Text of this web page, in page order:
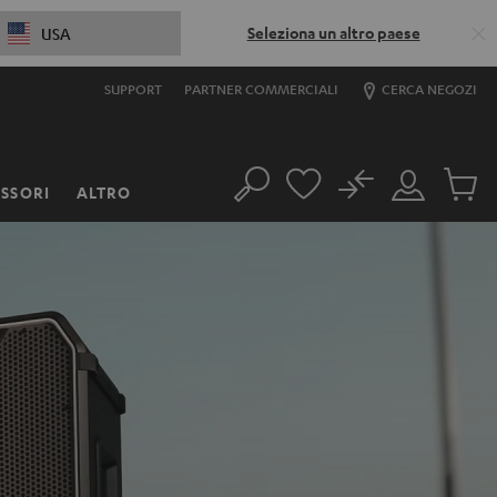
USA Seleziona un altro paese
SUPPORT PARTNER COMMERCIALI CERCA NEGOZI
ALTRO Cerca
Il
mio
No
Prodotti